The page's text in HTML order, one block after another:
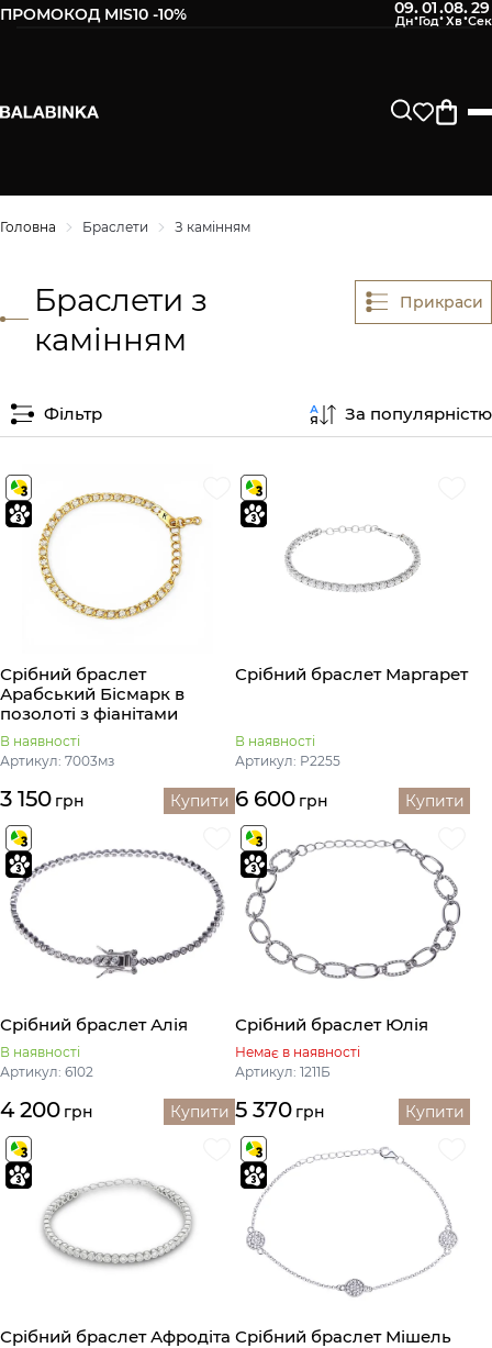
ПРОМОКОД MIS10 -10% 09:01:08:29
Головна Браслети З камінням
Браслети з
камінням
Прикраси
Фільтр За популярністю
Срібний браслет
Арабський Бісмарк в
позолоті з фіанітами
В наявності
Артикул: 7003мз
3 150 грн Купити
Срібний браслет Маргарет
В наявності
Артикул: Р2255
6 600 грн Купити
Срібний браслет Алія
В наявності
Артикул: 6102
4 200 грн Купити
Срібний браслет Юлія
Немає в наявності
Артикул: 1211Б
5 370 грн Купити
Срібний браслет Афродіта Срібний браслет Мішель